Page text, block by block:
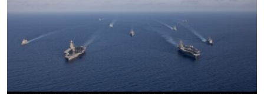
СОЦИАЛЬНЫЕ СЕТИ